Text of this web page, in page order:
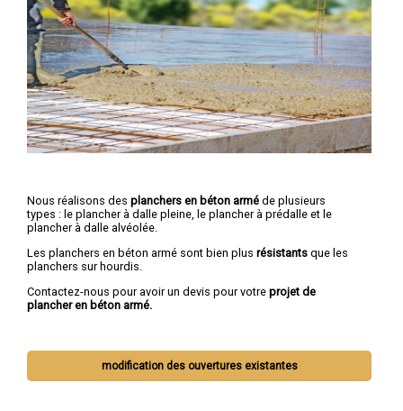
Nous réalisons des planchers en béton armé de plusieurs
types : le plancher à dalle pleine, le plancher à prédalle et le
plancher à dalle alvéolée.
Les planchers en béton armé sont bien plus résistants que les
planchers sur hourdis.
Contactez-nous pour avoir un devis pour votre projet de
plancher en béton armé.
modification des ouvertures existantes